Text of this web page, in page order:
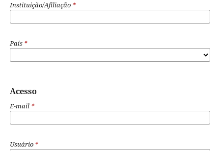
Instituição/Afiliação *
País *
Acesso
E-mail *
Usuário *